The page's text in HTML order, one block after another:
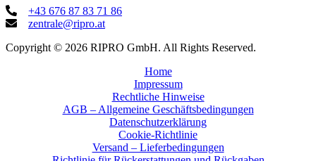
+43 676 87 83 71 86
zentrale@ripro.at
Copyright © 2026 RIPRO GmbH. All Rights Reserved.
Home
Impressum
Rechtliche Hinweise
AGB – Allgemeine Geschäftsbedingungen
Datenschutzerklärung
Cookie-Richtlinie
Versand – Lieferbedingungen